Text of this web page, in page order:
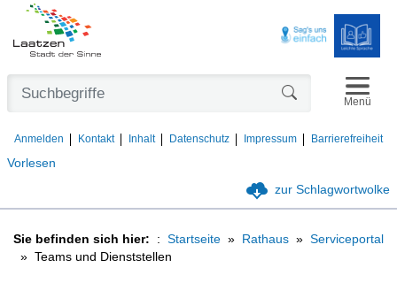
Vorlesen
Anmelden Kontakt Inhalt Datenschutz Impressum Barrierefreiheit
Menü
zur Schlagwortwolke
Sie befinden sich hier: Startseite Rathaus
Serviceportal
Teams und Dienststellen